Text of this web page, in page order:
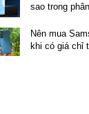
sao trong
Nên mua
khi có giá chỉ